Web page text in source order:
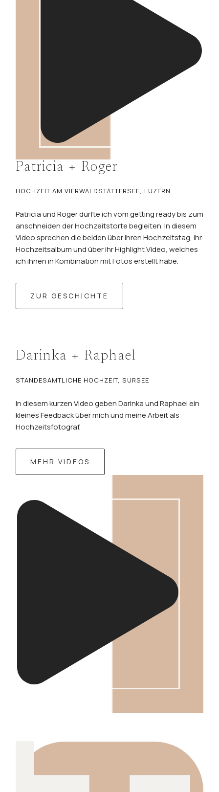
Patricia + Roger
HOCHZEIT AM VIERWALDSTÄTTERSEE, LUZERN
Patricia und Roger durfte ich vom getting ready bis zum
anschneiden der Hochzeitstorte begleiten. In diesem
Video sprechen die beiden über ihren Hochzeitstag, ihr
Hochzeitsalbum und über ihr Highlight Video, welches
ich ihnen in Kombination mit Fotos erstellt habe.
ZUR GESCHICHTE
Darinka + Raphael
STANDESAMTLICHE HOCHZEIT, SURSEE
In diesem kurzen Video geben Darinka und Raphael ein
kleines Feedback über mich und meine Arbeit als
Hochzeitsfotograf.
MEHR VIDEOS